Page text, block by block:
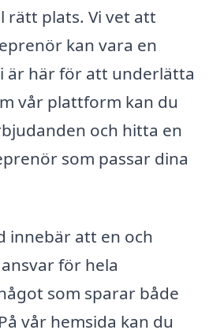
rätt plats. Vi vet att
kan vara en
är här för att underlätta
vår plattform kan du
och hitta en
som passar dina
innebär att en och
för hela
som sparar både
vår hemsida kan du